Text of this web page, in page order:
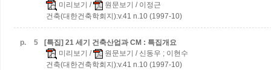
미리보기 / 원문보기 / 이정근
건축(대한건축학회지):v.41 n.10 (1997-10)
p. 5
[특집] 21 세기 건축산업과 CM : 특집개요
미리보기 / 원문보기 / 신동우 ; 이현수
건축(대한건축학회지):v.41 n.10 (1997-10)